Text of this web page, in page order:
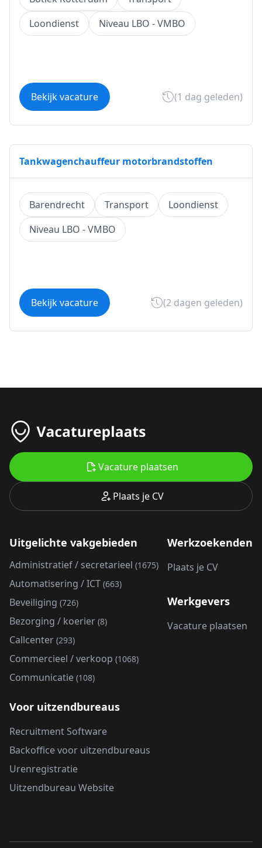
Loondienst
Niveau LBO - VMBO
Bekijk vacature (1 dag geleden)
Tankwagenchauffeur motorbrandstoffen
Barendrecht Transport
Loondienst
Niveau LBO - VMBO
Bekijk vacature (2 dagen geleden)
Plaats je CV
Vacature plaatsen
Uitgelichte vakgebieden
Administratief / secretarieel (1675)
Automatisering / ICT (663)
Beveiliging (726)
Bezorging / koerier (8)
Callcenter (293)
Commercieel / verkoop (1068)
Communicatie (108)
Werkzoekenden
Plaats je CV
Werkgevers
Vacature plaatsen
Voor uitzendbureaus
Recruitment Software
Backoffice voor uitzendbureaus
Urenregistratie
Uitzendbureau Website